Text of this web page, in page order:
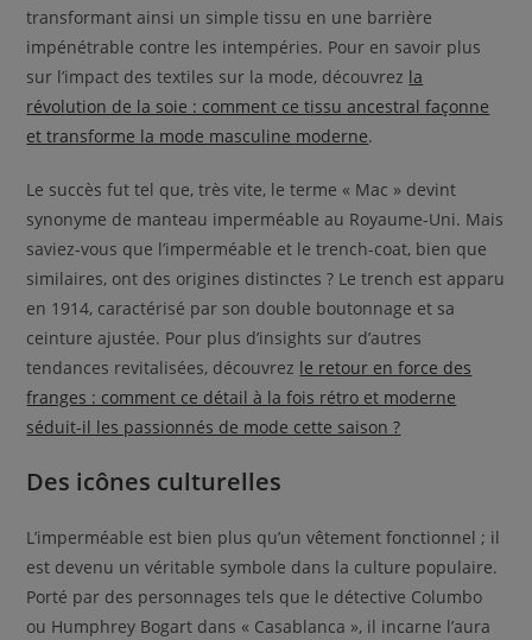
transformant ainsi un simple tissu en une barrière
impénétrable contre les intempéries. Pour en savoir plus
sur l’impact des textiles sur la mode, découvrez la
révolution de la soie : comment ce tissu ancestral façonne
et transforme la mode masculine moderne.
Le succès fut tel que, très vite, le terme « Mac » devint
synonyme de manteau imperméable au Royaume-Uni. Mais
saviez-vous que l’imperméable et le trench-coat, bien que
similaires, ont des origines distinctes ? Le trench est apparu
en 1914, caractérisé par son double boutonnage et sa
ceinture ajustée. Pour plus d’insights sur d’autres
tendances revitalisées, découvrez le retour en force des
franges : comment ce détail à la fois rétro et moderne
séduit-il les passionnés de mode cette saison ?
Des icônes culturelles
L’imperméable est bien plus qu’un vêtement fonctionnel ; il
est devenu un véritable symbole dans la culture populaire.
Porté par des personnages tels que le détective Columbo
ou Humphrey Bogart dans « Casablanca », il incarne l’aura